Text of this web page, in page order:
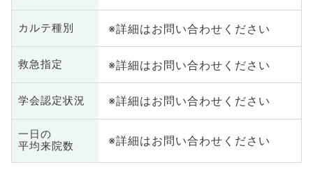
カルテ種別 ※詳細はお問い合わせください
救急指定 ※詳細はお問い合わせください
学会認定状況 ※詳細はお問い合わせください
一日の
平均来院数
※詳細はお問い合わせください